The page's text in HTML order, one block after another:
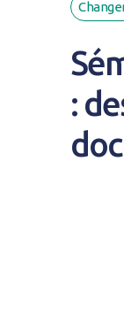
: